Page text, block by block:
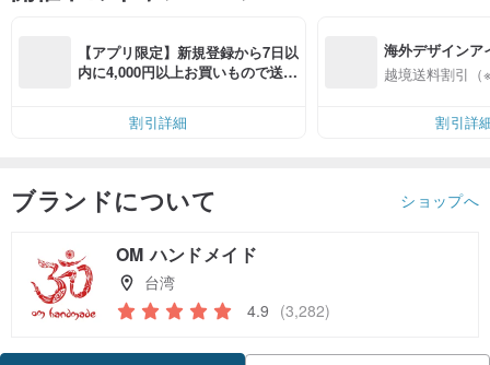
【アプリ限定】新規登録から7日以
内に4,000円以上お買いもので送料
割引詳細
海外デザインア
入
越境送料割引（
割引詳
ブランドについて ショップへ
OM ハンドメイド
台湾
4.9 (3,282)